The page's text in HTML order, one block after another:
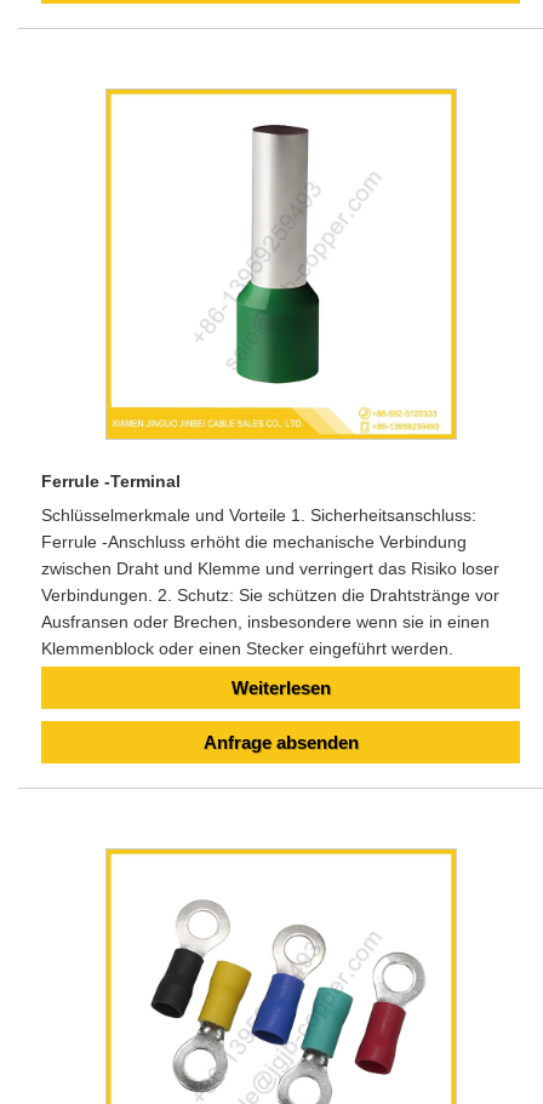
Ferrule -Terminal
Schlüsselmerkmale und Vorteile 1. Sicherheitsanschluss:
Ferrule -Anschluss erhöht die mechanische Verbindung
zwischen Draht und Klemme und verringert das Risiko loser
Verbindungen. 2. Schutz: Sie schützen die Drahtstränge vor
Ausfransen oder Brechen, insbesondere wenn sie in einen
Klemmenblock oder einen Stecker eingeführt werden.
Weiterlesen
Anfrage absenden